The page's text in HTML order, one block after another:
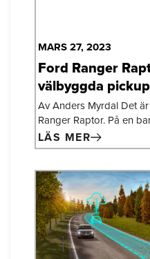
MARS 27, 2023
Ford Ranger
välbyggda
Av Anders Myrdal Det
Ranger Raptor. På en
LÄS MER